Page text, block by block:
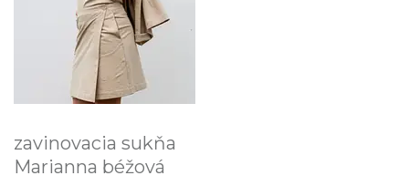
zavinovacia sukňa
Marianna béžová